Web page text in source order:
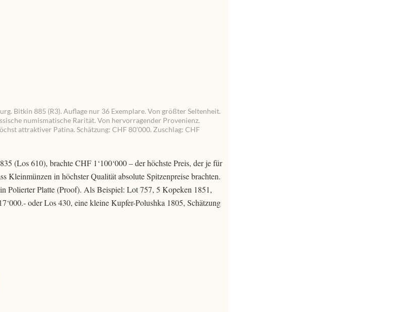
Bitkin 885 (R3). Auflage nur 36 Exemplare. Von größter Seltenheit.
numismatische Rarität. Von hervorragender Provenienz.
attraktiver Patina. Schätzung: CHF 80’000. Zuschlag: CHF
(Los 610), brachte CHF 1‘100‘000 – der höchste Preis, der je für
Kleinmünzen in höchster Qualität absolute Spitzenpreise brachten.
Polierter Platte (Proof). Als Beispiel: Lot 757, 5 Kopeken 1851,
oder Los 430, eine kleine Kupfer-Polushka 1805, Schätzung